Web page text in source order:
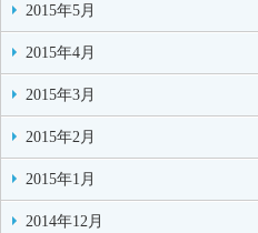
2015年5月
2015年4月
2015年3月
2015年2月
2015年1月
2014年12月